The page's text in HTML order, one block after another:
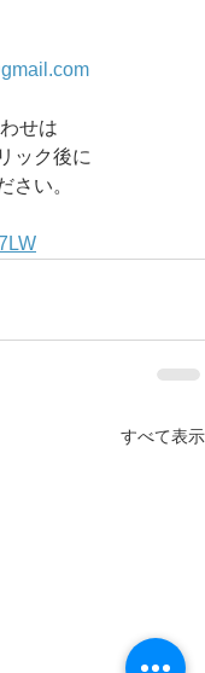
せは
ック後に
さい。
すべて表示